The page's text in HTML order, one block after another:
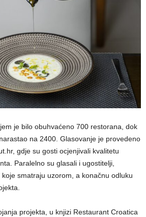
je bilo obuhvaćeno 700 restorana, dok
na 2400. Glasovanje je provedeno
gdje su gosti ocjenjivali kvalitetu
Paralelno su glasali i ugostitelji,
smatraju uzorom, a konačnu odluku
projekta, u knjizi Restaurant Croatica